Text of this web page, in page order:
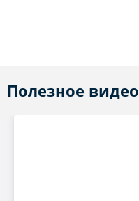
Полезное видео